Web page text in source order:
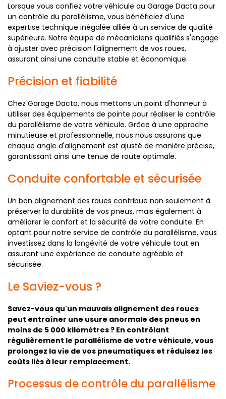
Lorsque vous confiez votre véhicule au Garage Dacta pour
un contrôle du parallélisme, vous bénéficiez d'une
expertise technique inégalée alliée à un service de qualité
supérieure. Notre équipe de mécaniciens qualifiés s'engage
à ajuster avec précision l'alignement de vos roues,
assurant ainsi une conduite stable et économique.
Précision et fiabilité
Chez Garage Dacta, nous mettons un point d'honneur à
utiliser des équipements de pointe pour réaliser le contrôle
du parallélisme de votre véhicule. Grâce à une approche
minutieuse et professionnelle, nous nous assurons que
chaque angle d'alignement est ajusté de manière précise,
garantissant ainsi une tenue de route optimale.
Conduite confortable et sécurisée
Un bon alignement des roues contribue non seulement à
préserver la durabilité de vos pneus, mais également à
améliorer le confort et la sécurité de votre conduite. En
optant pour notre service de contrôle du parallélisme, vous
investissez dans la longévité de votre véhicule tout en
assurant une expérience de conduite agréable et
sécurisée.
Le Saviez-vous ?
Savez-vous qu'un mauvais alignement des roues
peut entraîner une usure anormale des pneus en
moins de 5 000 kilomètres ? En contrôlant
régulièrement le parallélisme de votre véhicule, vous
prolongez la vie de vos pneumatiques et réduisez les
coûts liés à leur remplacement.
Processus de contrôle du parallélisme